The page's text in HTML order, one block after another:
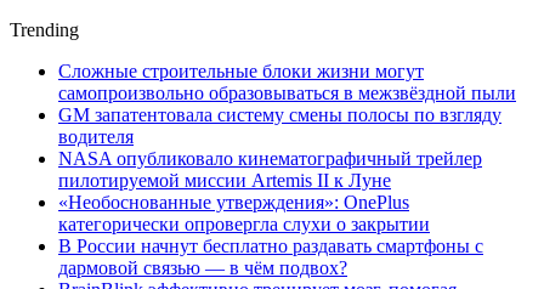
Trending
Сложные строительные блоки жизни могут
самопроизвольно образовываться в межзвёздной пыли
GM запатентовала систему смены полосы по взгляду
водителя
NASA опубликовало кинематографичный трейлер
пилотируемой миссии Artemis II к Луне
«Необоснованные утверждения»: OnePlus
категорически опровергла слухи о закрытии
В России начнут бесплатно раздавать смартфоны с
дармовой связью — в чём подвох?